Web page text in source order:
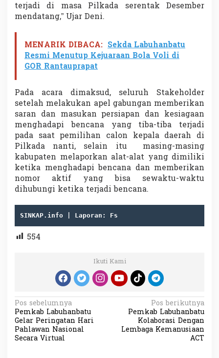
a
terjadi di masa Pilkada serentak Desember
mendatang,” Ujar Deni.
MENARIK DIBACA: Sekda Labuhanbatu
Resmi Menutup Kejuaraan Bola Voli di
GOR Rantauprapat
Pada acara dimaksud, seluruh Stakeholder
setelah melakukan apel gabungan memberikan
saran dan masukan persiapan dan kesiagaan
menghadapi bencana yang tiba-tiba terjadi
pada saat pemilihan calon kepala daerah di
Pilkada nanti, selain itu masing-masing
kabupaten melaporkan alat-alat yang dimiliki
ketika menghadapi bencana dan memberikan
nomor aktif yang bisa sewaktu-waktu
dihubungi ketika terjadi bencana.
SINKAP.info | Laporan: Fs
554
Ikuti Kami
N
a
v
Pos sebelumnya
Pemkab Labuhanbatu
Gelar Peringatan Hari
Pahlawan Nasional
Secara Virtual
Pos berikutnya
Pemkab Labuhanbatu
Kolaborasi Dengan
Lembaga Kemanusiaan
ACT